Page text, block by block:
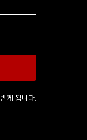
게 됩니다.